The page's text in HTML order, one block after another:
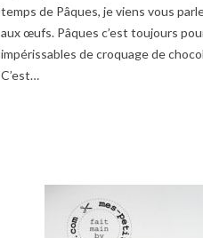
temps de Pâques, je viens vous
aux œufs. Pâques c’est toujours
impérissables de croquage de
C’est…